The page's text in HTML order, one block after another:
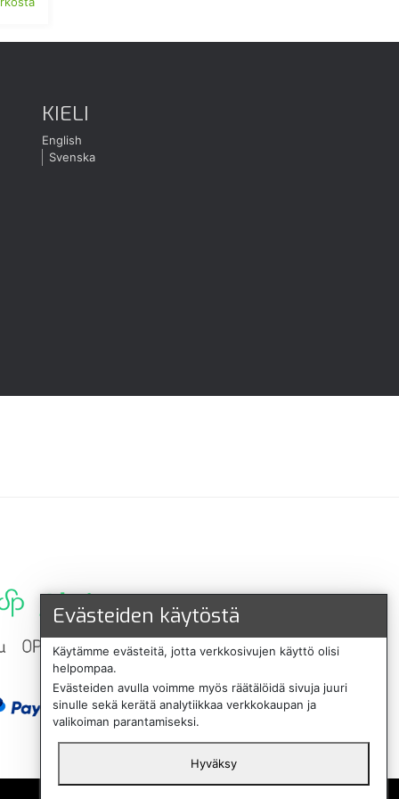
KIELI
English
Svenska
Evästeiden käytöstä
Käytämme evästeitä, jotta verkkosivujen käyttö olisi
helpompaa.
Evästeiden avulla voimme myös räätälöidä sivuja juuri
sinulle sekä kerätä analytiikkaa verkkokaupan ja
valikoiman parantamiseksi.
Hyväksy